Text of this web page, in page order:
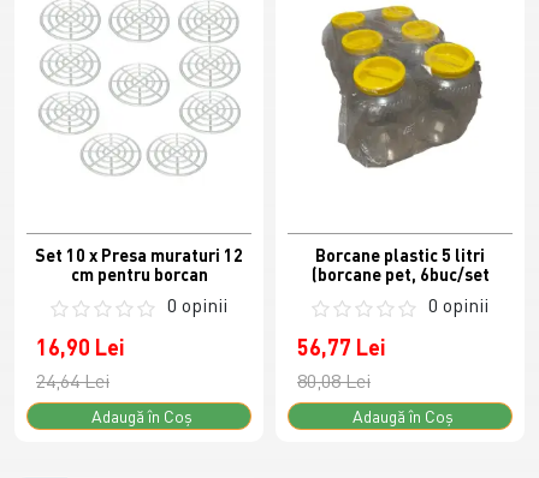
Set 10 x Presa muraturi 12
cm pentru borcan
0 opinii
16,90 Lei
24,64 Lei
Adaugă în Coş
Borcane plastic 5 litri
(borcane pet, 6buc/set
0 opinii
56,77 Lei
80,08 Lei
Adaugă în Coş